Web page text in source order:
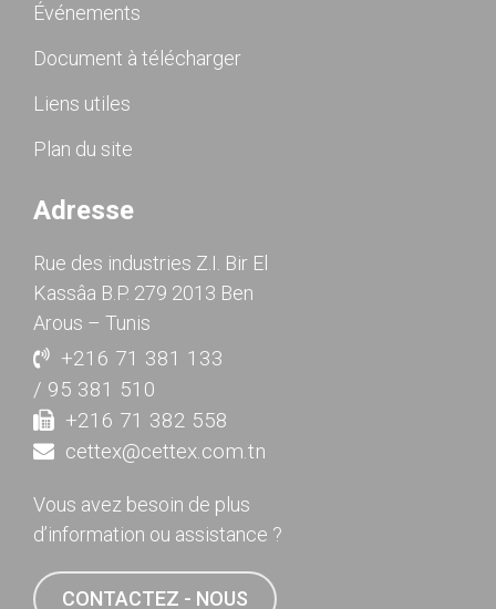
Événements
Document à télécharger
Liens utiles
Plan du site
Adresse
Rue des industries Z.I. Bir El
Kassâa B.P. 279 2013 Ben
Arous – Tunis
+216 71 381 133
/ 95 381 510
+216 71 382 558
cettex@cettex.com.tn
Vous avez besoin de plus
d’information ou assistance ?
CONTACTEZ - NOUS